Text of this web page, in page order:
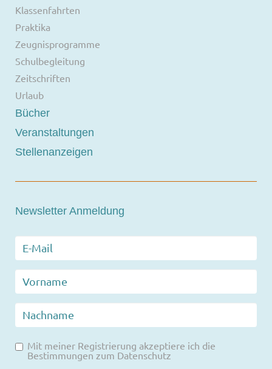
Klassenfahrten
Praktika
Zeugnisprogramme
Schulbegleitung
Zeitschriften
Urlaub
Bücher
Veranstaltungen
Stellenanzeigen
Newsletter Anmeldung
Mit meiner Registrierung akzeptiere ich die
Bestimmungen zum Datenschutz